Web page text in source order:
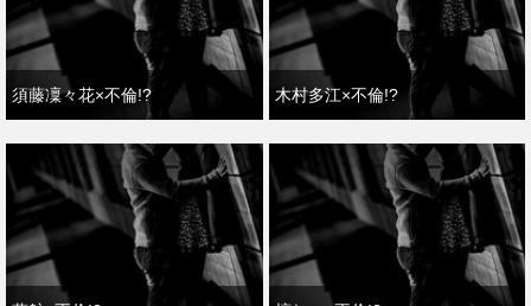
須藤凜々花×不倫!? 木村多江×不倫!?